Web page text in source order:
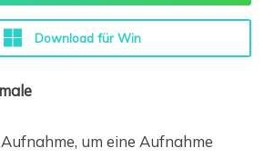
Download für Win
um eine Aufnahme